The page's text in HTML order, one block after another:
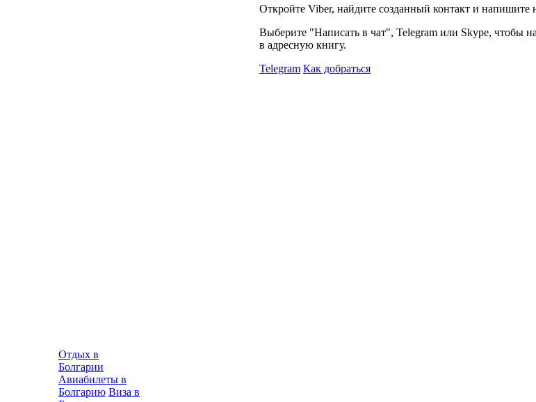
Откройте Viber, найдите созданный контакт и напишите
Выберите "Написать в чат", Telegram или Skype, чтобы
в адресную книгу.
Telegram Как добраться
Отдых в
Болгарии
Авиабилеты в
Болгарию Виза в